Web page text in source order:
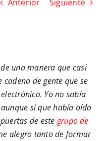
Anterior Siguiente
de una manera que casi
cadena de gente que se
Yo no sabía
sí que había oído
de este grupo de
alegro tanto de formar